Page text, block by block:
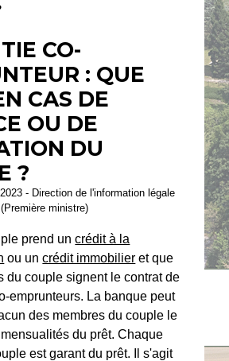
CO-
: QUE
CAS DE
OU DE
DU
?
- Direction de l'information légale
ministre)
prend uncrédit à la
ou uncrédit immobilier et que
du couple signent le contrat de
emprunteurs. La banque peut
des membres du couple le
du prêt. Chaque
est garant du prêt. Il s'agit